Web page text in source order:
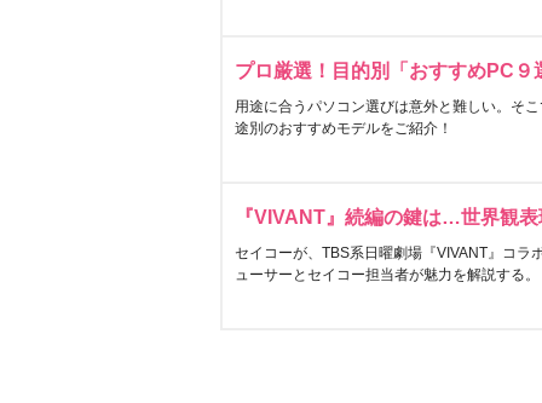
プロ厳選！目的別「おすすめPC９
用途に合うパソコン選びは意外と難しい。そ
途別のおすすめモデルをご紹介！
『VIVANT』続編の鍵は…世界観
セイコーが、TBS系日曜劇場『VIVANT』コラ
ューサーとセイコー担当者が魅力を解説する。